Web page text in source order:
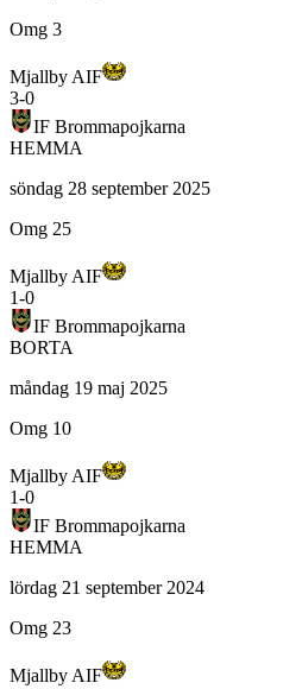
Omg 3
Mjallby AIF
3-0
IF Brommapojkarna
HEMMA
söndag 28 september 2025
Omg 25
Mjallby AIF
1-0
IF Brommapojkarna
BORTA
måndag 19 maj 2025
Omg 10
Mjallby AIF
1-0
IF Brommapojkarna
HEMMA
lördag 21 september 2024
Omg 23
Mjallby AIF